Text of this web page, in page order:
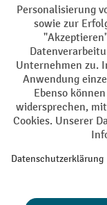
Impressum
Barrierefreiheit
Alle Preise exkl.
¹ Der Rabatt gilt so
oder Gutscheinen ist